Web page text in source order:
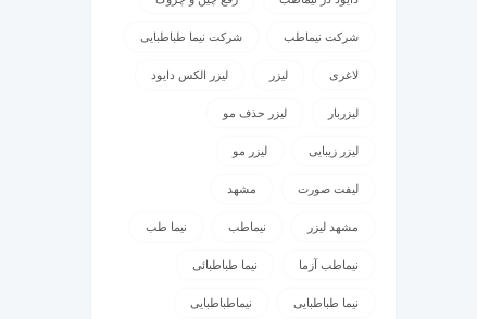
شرکت نیماطب شرکت نیما طباطبایی
لاغری لیزر لیزر الکس دایود
لیزربار لیزر حذف مو
لیزر زیبایی لیزر مو
لیفت صورت مشهد
مشهد لیزر نیماطب نیما طب
نیماطب آزما نیما طباطبائی
نیما طباطبایی نیماطباطبایی